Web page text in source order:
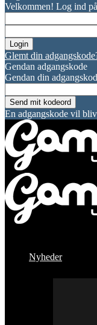
Velkommen! Log ind
Glemt din
Gendan adgangskode
Gendan din
En adgangskode vil
Nyheder